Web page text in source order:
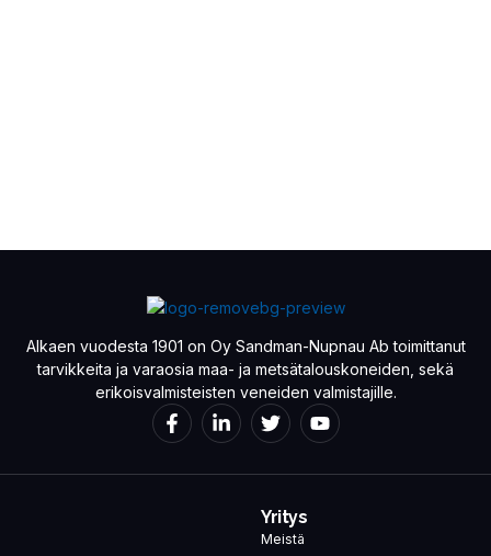
Alkaen vuodesta 1901 on Oy Sandman-Nupnau Ab toimittanut
tarvikkeita ja varaosia maa- ja metsätalouskoneiden, sekä
erikoisvalmisteisten veneiden valmistajille.
Yritys
Meistä